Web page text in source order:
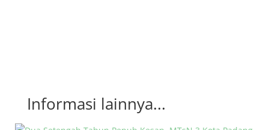
Informasi lainnya...